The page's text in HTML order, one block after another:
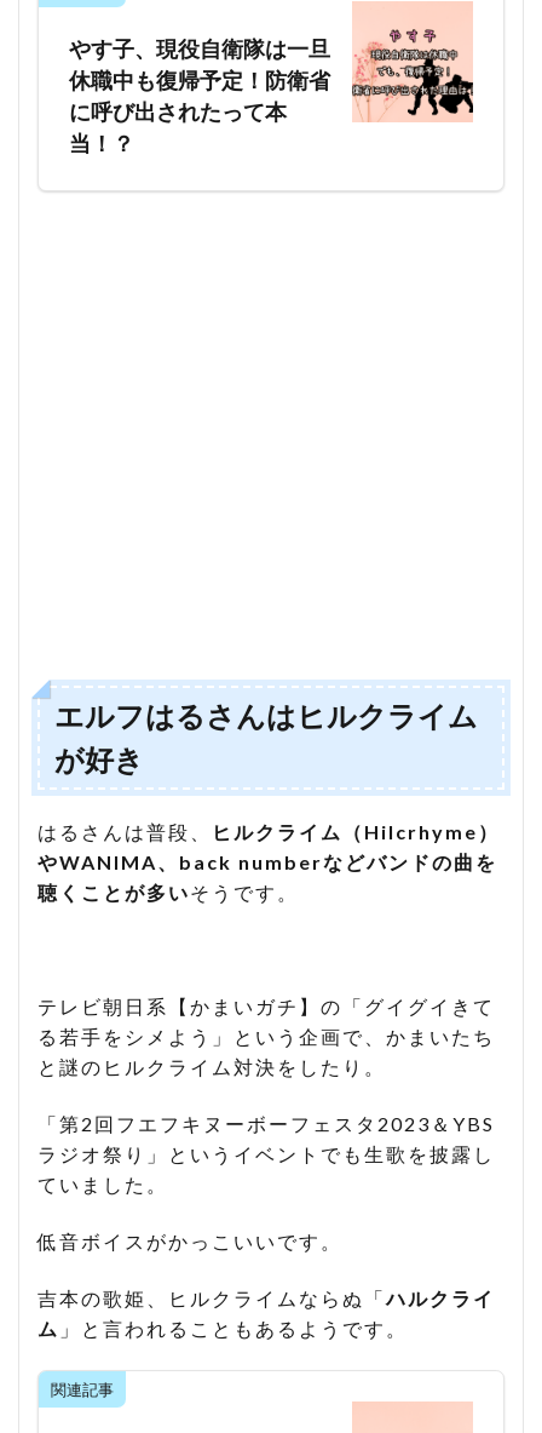
やす子、現役自衛隊は一旦
休職中も復帰予定！防衛省
に呼び出されたって本
当！？
エルフはるさんはヒルクライム
が好き
はるさんは普段、
ヒルクライム（Hilcrhyme）
やWANIMA、back numberなどバンドの曲を
聴くことが多いそうです。
テレビ朝日系【かまいガチ】の「グイグイきて
る若手をシメよう」という企画で、かまいたち
と謎のヒルクライム対決をしたり。
「第2回フエフキヌーボーフェスタ2023＆YBS
ラジオ祭り」というイベントでも生歌を披露し
ていました。
低音ボイスがかっこいいです。
吉本の歌姫、ヒルクライムならぬ「ハルクライ
ム 」と言われることもあるようです。
関連記事